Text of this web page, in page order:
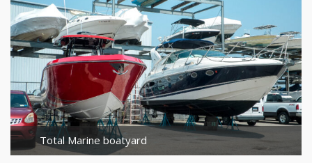
Total Marine boatyard